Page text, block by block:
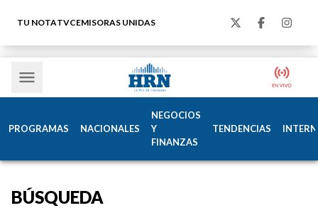
TU NOTATVCEMISORAS UNIDAS
PROGRAMAS NACIONALES
NEGOCIOS
Y
FINANZAS
TENDENCIAS
BÚSQUEDA